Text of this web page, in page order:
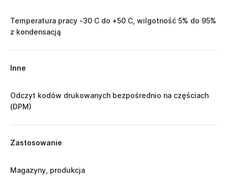
Temperatura pracy -30 C do +50 C, wilgotność 5% do 95%
z kondensacją
Inne
Odczyt kodów drukowanych bezpośrednio na częściach
(DPM)
Zastosowanie
Magazyny, produkcja